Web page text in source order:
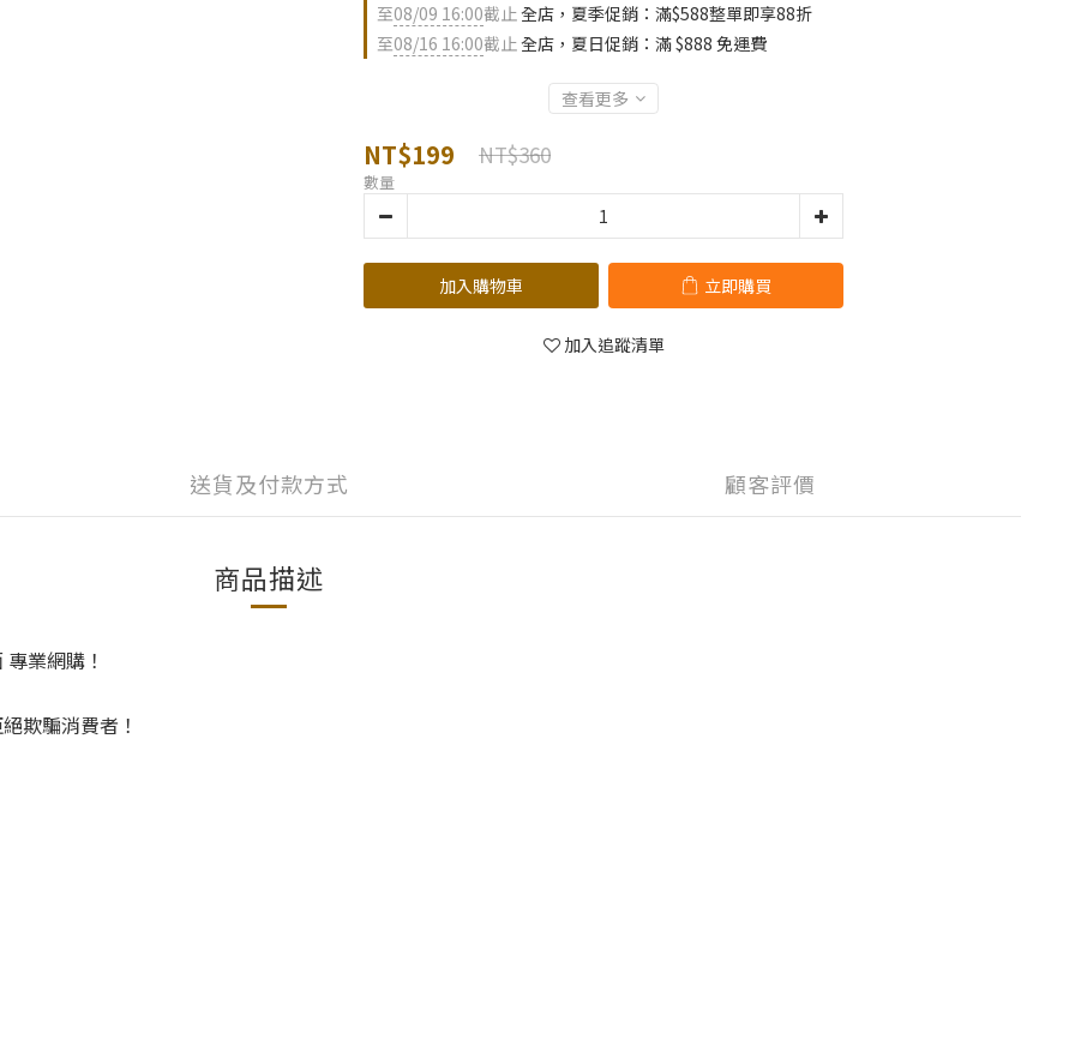
至08/09 16:00截止全店，夏季促銷：滿$588整單即享88折
至08/16 16:00截止全店，夏日促銷：滿 $888 免運費
查看更多
NT$199 NT$360
數量
加入購物車 立即購買
加入追蹤清單
送貨及付款方式 顧客評價
商品描述
業網購！
欺騙消費者！